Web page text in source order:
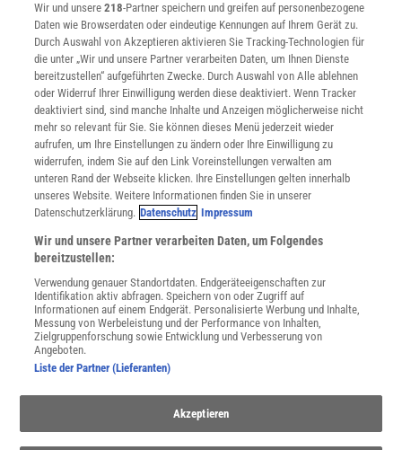
Verträge kündigen
INFO
Mediadaten
Datenschutz
Nutzungsbedingungen
Cookie-Einstellungen
Utiq verwalten
Nutzungsbasierte Onlinewerbung
Alle Artikel
Impressum
Angebote für Schulen
Angebote für Institutionen
Sprachen lernen mit Gymglish
Lexika
Für Spektrum schreiben
Zugänglichkeitserklärung
WEBSEITEN
KielSCN
Wissenschaft in die Schulen
SciLogs
Wir und unsere218-Partner speichern und greifen auf personenbezogene
Daten wie Browserdaten oder eindeutige Kennungen auf Ihrem Gerät zu.
Durch Auswahl von Akzeptieren aktivieren Sie Tracking-Technologien für
die unter „Wir und unsere Partner verarbeiten Daten, um Ihnen Dienste
bereitzustellen“ aufgeführten Zwecke. Durch Auswahl von Alle ablehnen
oder Widerruf Ihrer Einwilligung werden diese deaktiviert. Wenn Tracker
deaktiviert sind, sind manche Inhalte und Anzeigen möglicherweise nicht
mehr so relevant für Sie. Sie können dieses Menü jederzeit wieder
aufrufen, um Ihre Einstellungen zu ändern oder Ihre Einwilligung zu
widerrufen, indem Sie auf den Link Voreinstellungen verwalten am
unteren Rand der Webseite klicken. Ihre Einstellungen gelten innerhalb
unseres Website. Weitere Informationen finden Sie in unserer
Datenschutzerklärung. Datenschutz Impressum
Wir und unsere Partner verarbeiten Daten, um Folgendes
bereitzustellen:
Verwendung genauer Standortdaten. Endgeräteeigenschaften zur
Identifikation aktiv abfragen. Speichern von oder Zugriff auf
Informationen auf einem Endgerät. Personalisierte Werbung und Inhalte,
Messung von Werbeleistung und der Performance von Inhalten,
Zielgruppenforschung sowie Entwicklung und Verbesserung von
Angeboten.
Liste der Partner (Lieferanten)
Akzeptieren